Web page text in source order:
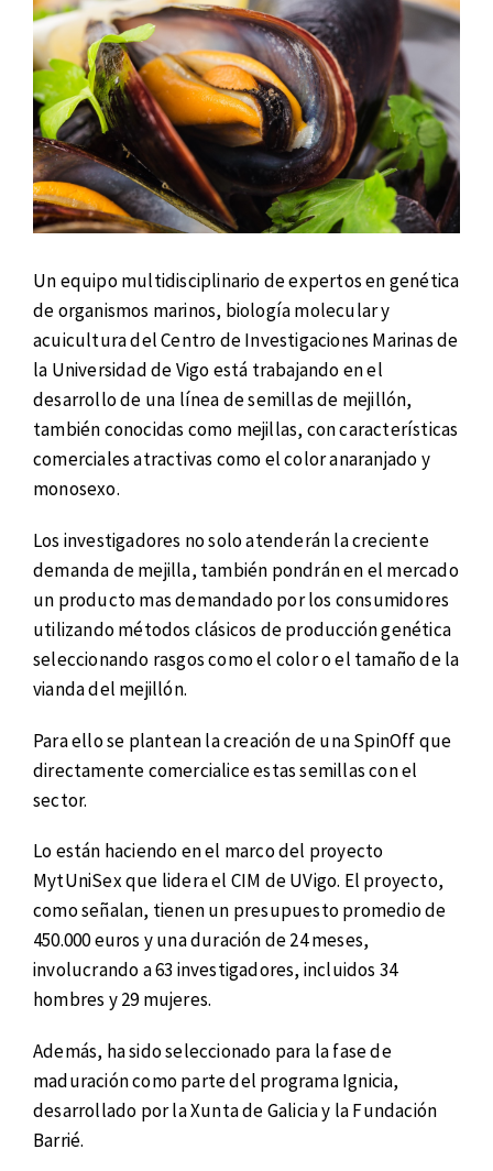
Un equipo multidisciplinario de expertos en genética
de organismos marinos, biología molecular y
acuicultura del Centro de Investigaciones Marinas de
la Universidad de Vigo está trabajando en el
desarrollo de una línea de semillas de mejillón,
también conocidas como mejillas, con características
comerciales atractivas como el color anaranjado y
monosexo.
Los investigadores no solo atenderán la creciente
demanda de mejilla, también pondrán en el mercado
un producto mas demandado por los consumidores
utilizando métodos clásicos de producción genética
seleccionando rasgos como el color o el tamaño de la
vianda del mejillón.
Para ello se plantean la creación de una SpinOff que
directamente comercialice estas semillas con el
sector.
Lo están haciendo en el marco del proyecto
MytUniSex que lidera el CIM de UVigo. El proyecto,
como señalan, tienen un presupuesto promedio de
450.000 euros y una duración de 24 meses,
involucrando a 63 investigadores, incluidos 34
hombres y 29 mujeres.
Además, ha sido seleccionado para la fase de
maduración como parte del programa Ignicia,
desarrollado por la Xunta de Galicia y la Fundación
Barrié.